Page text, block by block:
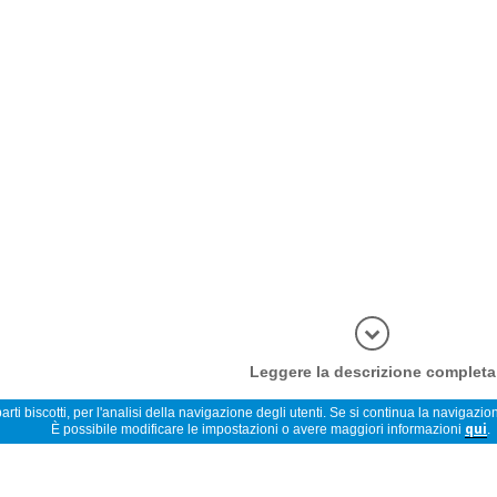
Leggere la descrizione completa
biscotti, per l'analisi della navigazione degli utenti. Se si continua la
È possibile modificare le impostazioni o avere maggiori informazioni qui.